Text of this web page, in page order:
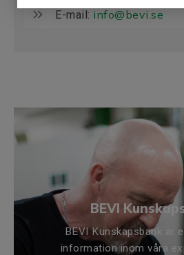
E-mail: info@bevi.se
BEVI
BEVI Kunskapsbank är
information inom våra